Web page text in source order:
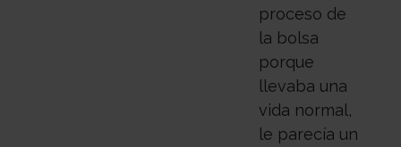
proceso de
la bolsa
porque
llevaba una
vida normal,
le parecía un